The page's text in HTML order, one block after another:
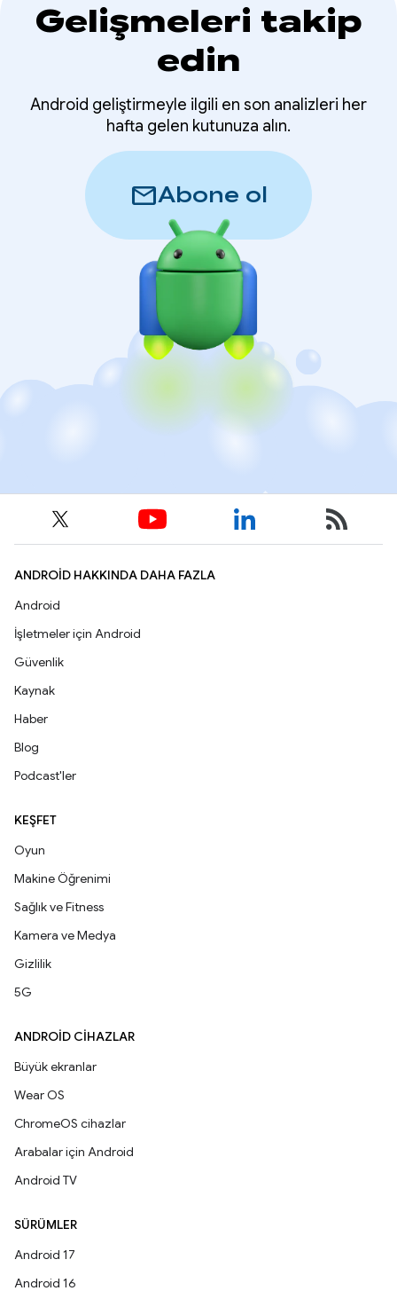
Gelişmeleri takip
edin
Android geliştirmeyle ilgili en son analizleri her
hafta gelen kutunuza alın.
mailAbone ol
ANDROID HAKKINDA DAHA FAZLA
Android
İşletmeler için Android
Güvenlik
Kaynak
Haber
Blog
Podcast'ler
KEŞFET
Oyun
Makine Öğrenimi
Sağlık ve Fitness
Kamera ve Medya
Gizlilik
5G
ANDROID CIHAZLAR
Büyük ekranlar
Wear OS
ChromeOS cihazlar
Arabalar için Android
Android TV
SÜRÜMLER
Android 17
Android 16